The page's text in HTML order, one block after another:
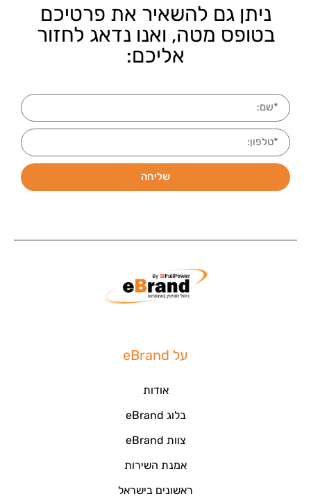
ניתן גם להשאיר את פרטיכם
בטופס מטה, ואנו נדאג לחזור
אליכם:
שליחה
על eBrand
אודות
בלוג eBrand
צוות eBrand
אמנת השירות
ראשונים בישראל